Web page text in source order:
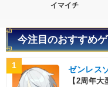
イマイチ
今注目のおすすめ
1 ゼンレス
【2周年